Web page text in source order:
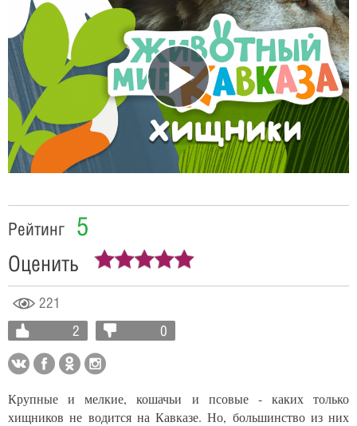
Play
Video
221
2
0
Рейтинг 5
Оценить
Крупные и мелкие, кошачьи и псовые - каких только
хищников не водится на Кавказе. Но, большинство из них